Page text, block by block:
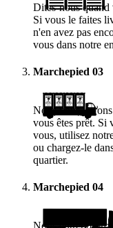
Dites-nous quand
Si vous le faites
n'en avez pas
vous dans notre
Marchepied 03
Nous vous livrons
vous êtes prêt. Si
vous, utilisez
ou chargez-le
quartier.
Marchepied 04